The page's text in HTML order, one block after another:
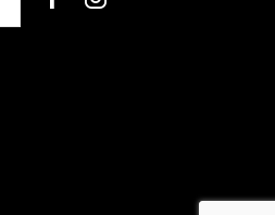
FacebookInstagram